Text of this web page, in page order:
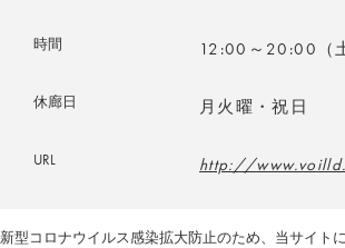
時間 12:00～20:00（
休廊日 月火曜・祝日
URL http://
新型コロナウイルス感染拡大防止のため、当サイト